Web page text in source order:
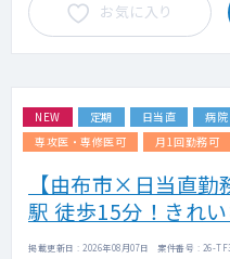
お気に入り
NEW 定期 日当直 病院
専攻医・専修医可
月1回勤務可
【由布市×日当直勤
駅 徒歩15分！きれい
掲載更新日 : 2026年08月07日 案件番号 : 26-